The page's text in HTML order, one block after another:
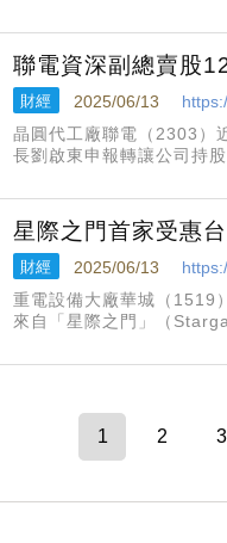
聯電資深副總賣股
財經 2025/06/13
晶圓代工廠聯電（2303）
長劉啟東申報轉讓公司持
前
星際之門首家受惠
財經 2025/06/13
重電設備大廠華城（1519
來自「星際之門」（
免客戶擔憂
1 2 3